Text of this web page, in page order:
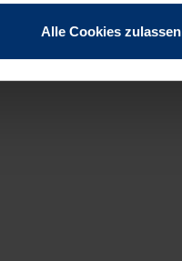
Alle Cookies zulassen